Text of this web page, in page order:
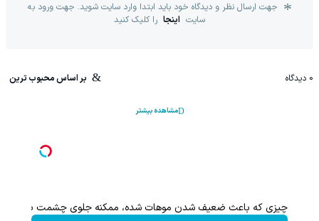
جهت ارسال نظر و دیدگاه خود باید ابتدا وارد سایت شوید. جهت ورود به
سایت اینجا را کلیک کنید
0 دیدگاه بر اساس محبوب ترین
مشاهده بیشتر
چیزی که باعث ضعیف شدن موهات شده، ممکنه جلوی چشمت باشه.